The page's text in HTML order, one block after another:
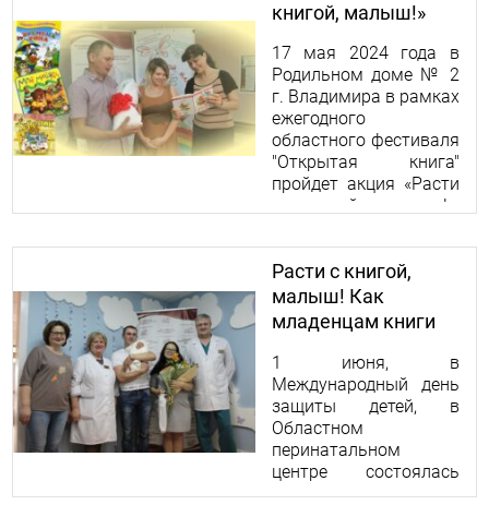
книгой, малыш!»
17 мая 2024 года в
Родильном доме № 2
г. Владимира в рамках
ежегодного
областного фестиваля
"Открытая книга"
пройдет акция «Расти
с книгой, малыш!».
12:00.
Расти с книгой,
малыш! Как
младенцам книги
1 июня, в
Международный день
защиты детей, в
Областном
перинатальном
центре состоялась
библиотечная акция